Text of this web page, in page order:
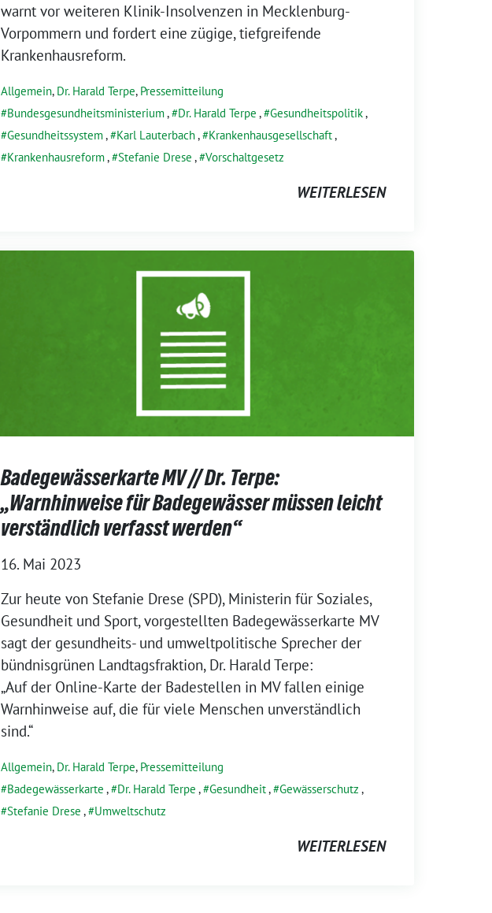
warnt vor weiteren Klinik-Insolvenzen in Mecklenburg-
Vorpommern und fordert eine zügige, tiefgreifende
Krankenhausreform.
Allgemein, Dr. Harald Terpe, Pressemitteilung
Bundesgesundheitsministerium, Dr. Harald Terpe , Gesundheitspolitik,
Gesundheitssystem, Karl Lauterbach, Krankenhausgesellschaft,
Krankenhausreform, Stefanie Drese , Vorschaltgesetz
WEITERLESEN
Badegewässerkarte MV // Dr. Terpe:
„Warnhinweise für Badegewässer müssen leicht
verständlich verfasst werden“
16. Mai 2023
Zur heute von Stefanie Drese (SPD), Ministerin für Soziales,
Gesundheit und Sport, vorgestellten Badegewässerkarte MV
sagt der gesundheits- und umweltpolitische Sprecher der
bündnisgrünen Landtagsfraktion, Dr. Harald Terpe:
„Auf der Online-Karte der Badestellen in MV fallen einige
Warnhinweise auf, die für viele Menschen unverständlich
sind.“
Allgemein, Dr. Harald Terpe, Pressemitteilung
Badegewässerkarte , Dr. Harald Terpe , Gesundheit, Gewässerschutz ,
Stefanie Drese , Umweltschutz
WEITERLESEN